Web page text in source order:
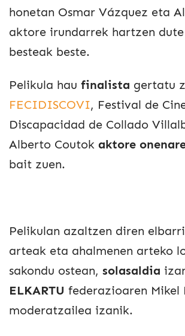
honetan Osmar Vázquez eta
aktore irundarrek hartzen
besteak beste.
Pelikula hau finalista gertatu
FECIDISCOVI, Festival de
Discapacidad de Collado
Alberto Coutok aktore
bait zuen.
Pelikulan azaltzen diren
arteak eta ahalmenen arteko
sakondu ostean, solasaldia
ELKARTU federazioaren Mikel
moderatzailea izanik.